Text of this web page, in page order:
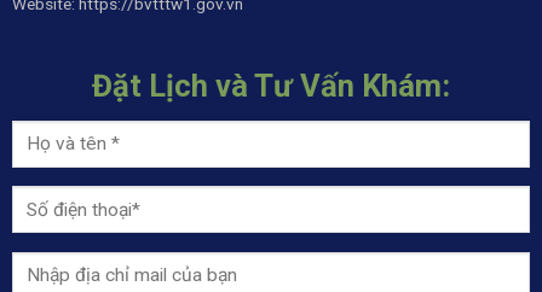
Đặt Lịch và Tư Vấn Khám: